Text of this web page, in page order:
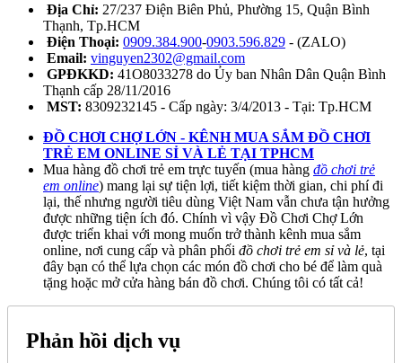
Địa Chỉ: 27/237 Điện Biên Phủ, Phường 15, Quận Bình
Thạnh, Tp.HCM
Điện Thoại: 0909.384.900-0903.596.829 - (ZALO)
Email: vinguyen2302@gmail.com
GPĐKKD: 41O8033278 do Ủy ban Nhân Dân Quận Bình
Thạnh cấp 28/11/2016
MST: 8309232145 - Cấp ngày: 3/4/2013 - Tại: Tp.HCM
ĐỒ CHƠI CHỢ LỚN - KÊNH MUA SẮM ĐỒ CHƠI
TRẺ EM ONLINE SỈ VÀ LẺ TẠI TPHCM
Mua hàng đồ chơi trẻ em trực tuyến (mua hàng đồ chơi trẻ
em online) mang lại sự tiện lợi, tiết kiệm thời gian, chi phí đi
lại, thế nhưng người tiêu dùng Việt Nam vẫn chưa tận hưởng
được những tiện ích đó. Chính vì vậy Đồ Chơi Chợ Lớn
được triển khai với mong muốn trở thành kênh mua sắm
online, nơi cung cấp và phân phối đồ chơi trẻ em sỉ và lẻ, tại
đây bạn có thể lựa chọn các món đồ chơi cho bé để làm quà
tặng hoặc mở cửa hàng bán đồ chơi. Chúng tôi có tất cả!
Phản hồi dịch vụ